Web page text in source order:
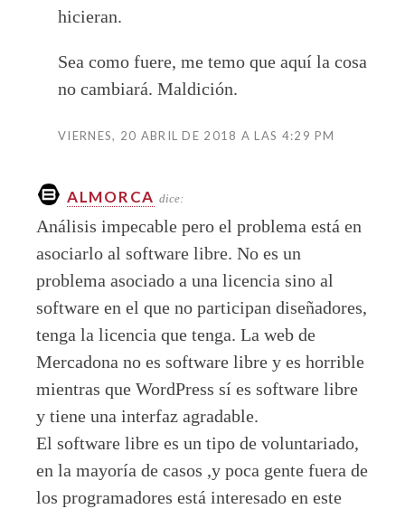
hicieran.
Sea como fuere, me temo que aquí la cosa
no cambiará. Maldición.
VIERNES, 20 ABRIL DE 2018 A LAS 4:29 PM
ALMORCA dice:
Análisis impecable pero el problema está en
asociarlo al software libre. No es un
problema asociado a una licencia sino al
software en el que no participan diseñadores,
tenga la licencia que tenga. La web de
Mercadona no es software libre y es horrible
mientras que WordPress sí es software libre
y tiene una interfaz agradable.
El software libre es un tipo de voluntariado,
en la mayoría de casos ,y poca gente fuera de
los programadores está interesado en este